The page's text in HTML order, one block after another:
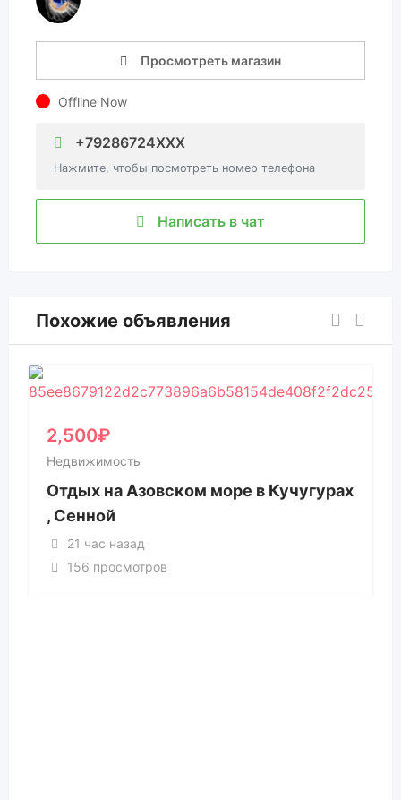
Просмотреть магазин
Offline Now
+79286724XXX
Нажмите, чтобы посмотреть номер телефона
Написать в чат
Похожие объявления
2,500₽
Недвижимость
Отдых на Азовском море в Кучугурах
, Сенной
21 час назад
156 просмотров